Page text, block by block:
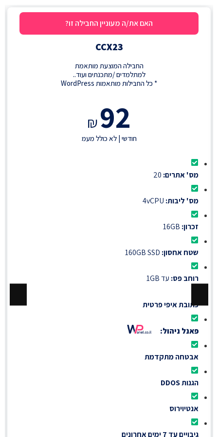
האם את/ה מעוניין החבילה זו?
CCX23
החבילה המוצעת מותאמת
למתלמדים /מתכנתים ועוד..
* כל החבילות מותאמות WordPress
92
₪
חודשי | לא כולל מעמ
מס' אתרים: 20
מס' ליבות:
זכרון: 16GB
שטח אחסון: 160GB SSD
רוחב פס: עד 1GB
כתובת איפי פרטית
פאנל ניהול:
אבטחה מתקדמת
הגנות DDOS
אנטיוירוס
גיבויים עד 7 ימים אחרונים